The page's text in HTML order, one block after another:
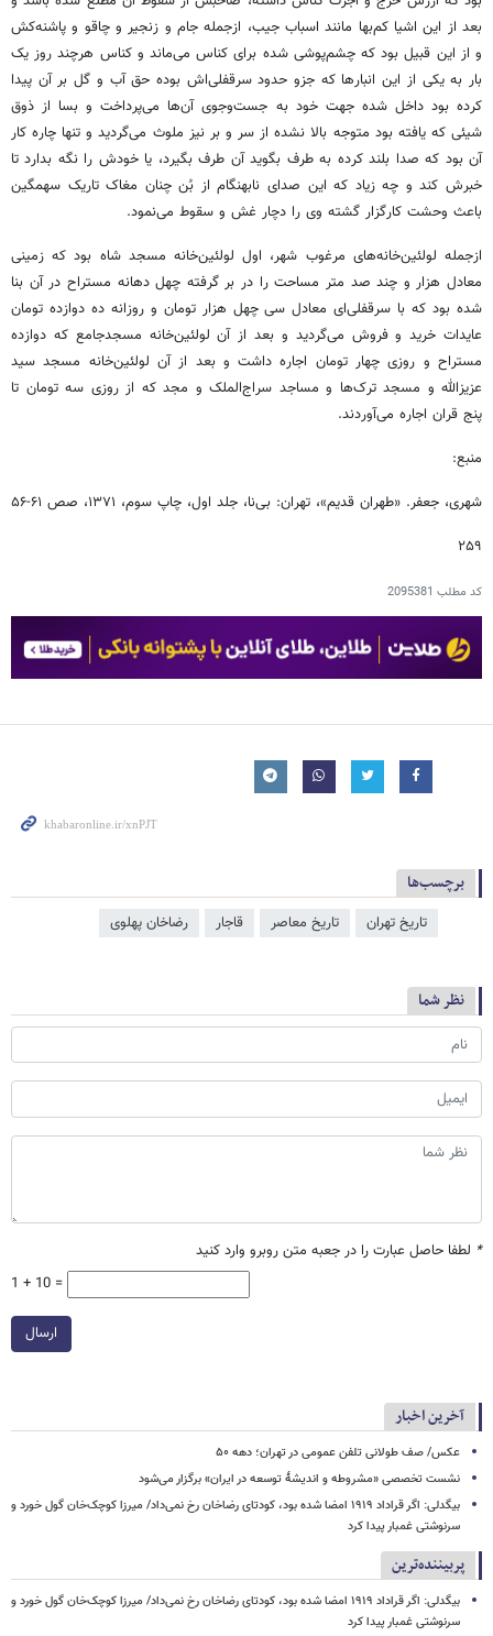
بعد از این اشیا کم‌بها مانند اسباب جیب، ازجمله جام و زنجیر و چاقو و پاشنه‌کش
و از این قبیل بود که چشم‌پوشی شده برای کناس می‌ماند و کناس هرچند روز یک
بار به یکی از این انبارها که جزو حدود سرقفلی‌اش بوده حق آب و گل بر آن پیدا
کرده بود داخل شده جهت خود به جست‌وجوی آن‌ها می‌پرداخت و بسا از ذوق
شیئی که یافته بود متوجه بالا نشده از سر و بر نیز ملوث می‌گردید و تنها چاره کار
آن بود که صدا بلند کرده به طرف بگوید آن طرف بگیرد، یا خودش را نگه بدارد تا
خبرش کند و چه زیاد که این صدای نابهنگام از بُن چنان مغاک تاریک سهمگین
باعث وحشت کارگزار گشته وی را دچار غش و سقوط می‌نمود.
ازجمله لولئین‌خانه‌های مرغوب شهر، اول لولئین‌خانه مسجد شاه بود که زمینی
معادل هزار و چند صد متر مساحت را در بر گرفته چهل دهانه مستراح در آن بنا
شده بود که با سرقفلی‌ای معادل سی چهل هزار تومان و روزانه ده دوازده تومان
عایدات خرید و فروش می‌گردید و بعد از آن لولئین‌خانه مسجدجامع که دوازده
مستراح و روزی چهار تومان اجاره داشت و بعد از آن لولئین‌خانه مسجد سید
عزیزالله و مسجد ترک‌ها و مساجد سراج‌الملک و مجد که از روزی سه تومان تا
پنج قران اجاره می‌آوردند.
منبع:
شهری، جعفر. «طهران قدیم»، تهران: بی‌نا، جلد اول، چاپ سوم، ۱۳۷۱، صص ۶۱-۵۶
۲۵۹
کد مطلب 2095381
برچسب‌ها
تاریخ تهران تاریخ معاصر قاجار رضاخان پهلوی
نظر شما
* لطفا حاصل عبارت را در جعبه متن روبرو وارد کنید
1 + 10 =
ارسال
آخرین اخبار
عکس/ صف طولانی تلفن عمومی در تهران؛ دهه ۵۰
نشست تخصصی «مشروطه و اندیشۀ توسعه در ایران» برگزار می‌شود
بیگدلی: اگر قراداد ۱۹۱۹ امضا شده بود، کودتای رضاخان رخ نمی‌داد/ میرزا کوچک‌خان گول خورد و
سرنوشتی غمبار پیدا کرد
پربیننده‌ترین
بیگدلی: اگر قراداد ۱۹۱۹ امضا شده بود، کودتای رضاخان رخ نمی‌داد/ میرزا کوچک‌خان گول خورد و
سرنوشتی غمبار پیدا کرد